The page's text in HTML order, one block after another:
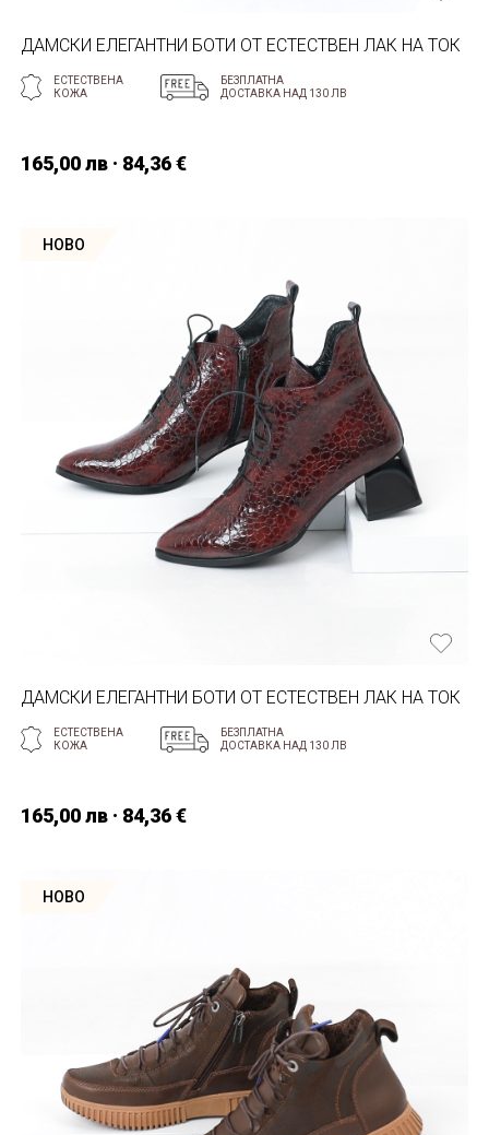
ДАМСКИ ЕЛЕГАНТНИ БОТИ ОТ ЕСТЕСТВЕН ЛАК НА ТОК
ЕСТЕСТВЕНА
КОЖА
БЕЗПЛАТНА
ДОСТАВКА НАД 130 ЛВ
165,00 лв · 84,36 €
НОВО
ДАМСКИ ЕЛЕГАНТНИ БОТИ ОТ ЕСТЕСТВЕН ЛАК НА ТОК
ЕСТЕСТВЕНА
КОЖА
БЕЗПЛАТНА
ДОСТАВКА НАД 130 ЛВ
165,00 лв · 84,36 €
НОВО